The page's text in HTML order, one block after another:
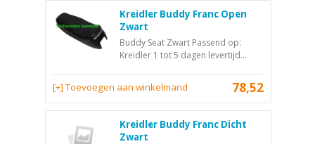
Kreidler Buddy Franc Open
Zwart
Buddy Seat Zwart Passend op:
Kreidler 1 tot 5 dagen levertijd...
78,52
[+] Toevoegen aan winkelmand
Kreidler Buddy Franc Dicht
Zwart